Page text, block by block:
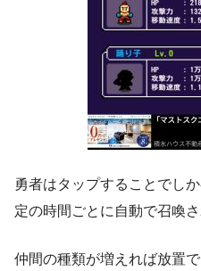
勇者はタップすることでし
定の時間ごとに自動で召喚さ
仲間の種類が増えれば放置